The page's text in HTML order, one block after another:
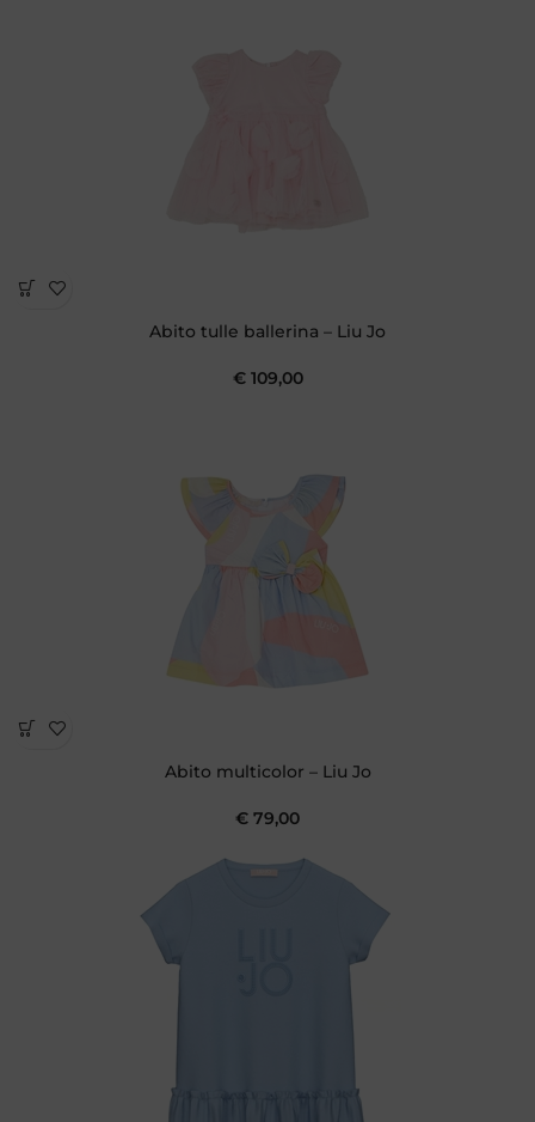
Abito tulle ballerina – Liu Jo
€109,00
Abito multicolor – Liu Jo
€ 79,00